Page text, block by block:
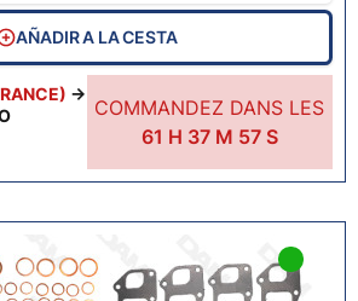
→
COMMANDEZ DANS LES
61 H 37M 55 S
AÑADIR A LA CESTA